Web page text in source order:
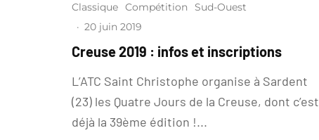
Classique Compétition
Sud-Ouest
· 20 juin 2019
Creuse 2019 : infos et inscriptions
L’ATC Saint Christophe organise à Sardent
(23) les Quatre Jours de la Creuse, dont c’est
déjà la 39ème édition !...